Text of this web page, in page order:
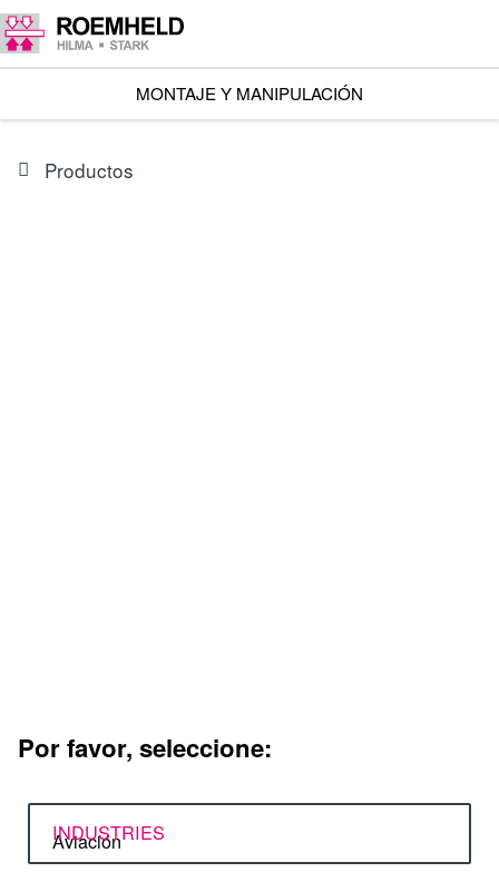
MONTAJE Y MANIPULACIÓN
Productos
Por favor, seleccione:
INDUSTRIES